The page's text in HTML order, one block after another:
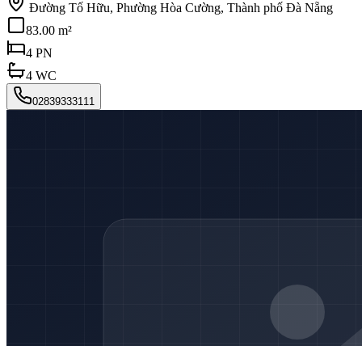
Đường Tố Hữu, Phường Hòa Cường, Thành phố Đà Nẵng
83.00 m²
4 PN
4 WC
02839333111